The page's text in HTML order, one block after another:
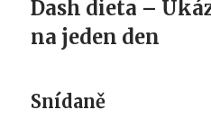
Dash dieta –
na jeden den
Snídaně